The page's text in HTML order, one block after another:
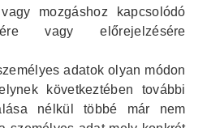
mozgáshoz kapcsolódó
vagy előrejelzésére
adatok olyan módon
következtében további
nélkül többé már nem